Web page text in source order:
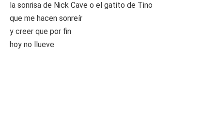
la sonrisa de Nick Cave o el gatito de Tino
que me hacen sonreír
y creer que por fin
hoy no llueve